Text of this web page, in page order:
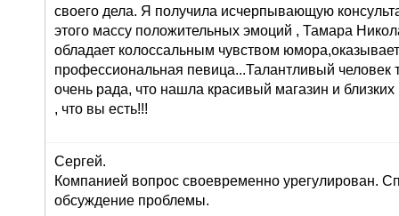
своего дела. Я получила исчерпывающую
этого массу положительных эмоций , Тамара
обладает колоссальным чувством
профессиональная певица...Талантливый человек
очень рада, что нашла красивый магазин и
, что вы есть!!!
Сергей.
Компанией вопрос своевременно урегулирован.
обсуждение проблемы.